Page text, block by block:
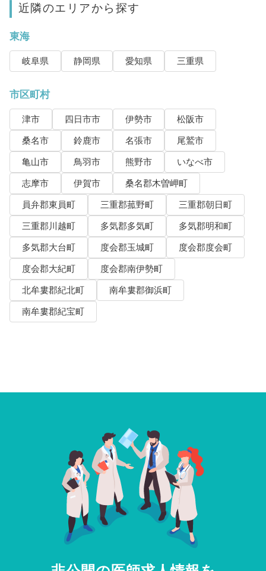
近隣のエリアから探す
東海
岐阜県 静岡県 愛知県 三重県
市区町村
津市 四日市市 伊勢市
松阪市
桑名市
鈴鹿市 名張市
尾鷲市
亀山市
鳥羽市 熊野市
いなべ市
志摩市
伊賀市
桑名郡木曽岬町
員弁郡東員町
三重郡菰野町
三重郡朝日町
三重郡川越町
多気郡多気町
多気郡明和町
多気郡大台町
度会郡玉城町
度会郡度会町
度会郡大紀町
度会郡南伊勢町
北牟婁郡紀北町
南牟婁郡御浜町
南牟婁郡紀宝町